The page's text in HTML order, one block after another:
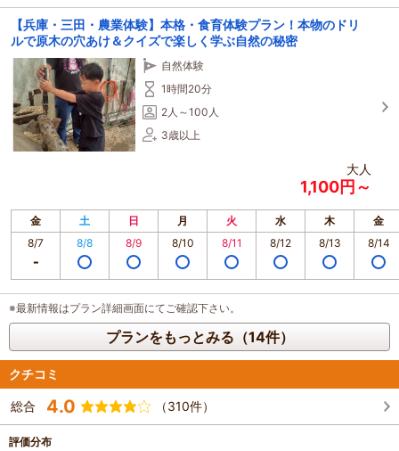
【兵庫・三田・農業体験】本格・食育体験プラン！本物のドリ
ルで原木の穴あけ＆クイズで楽しく学ぶ自然の秘密
自然体験
1時間20分
2人～100人
3歳以上
大人
1,100円～
金 土 日 月 火 水 木
金
8/7
8/8 8/9 8/10 8/11 8/12 8/13 8/14
※最新情報はプラン詳細画面にてご確認下さい。
プランをもっとみる（14件）
クチコミ
総合 4.0 （310件）
評価分布